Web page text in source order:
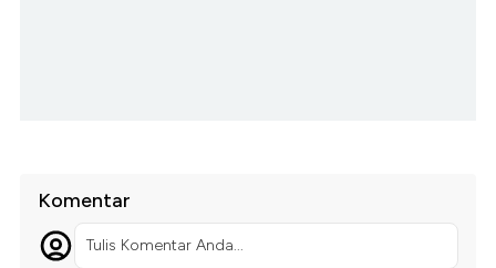
Komentar
Tulis Komentar Anda...